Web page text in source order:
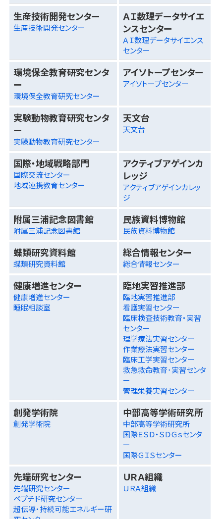
生産技術開発センター
生産技術開発センター
ＡＩ数理データサイエ
ンスセンター
ＡＩ数理データサイエンス
センター
環境保全教育研究センタ
ー
環境保全教育研究センター
アイソトープセンター
アイソトープセンター
実験動物教育研究センタ
ー
実験動物教育研究センター
天文台
天文台
国際・地域戦略部門
国際交流センター
地域連携教育センター
アクティブアゲインカ
レッジ
アクティブアゲインカレッ
ジ
附属三浦記念図書館
附属三浦記念図書館
民族資料博物館
民族資料博物館
蝶類研究資料館
蝶類研究資料館
総合情報センター
総合情報センター
健康増進センター
健康増進センター
睡眠相談室
臨地実習推進部
臨地実習推進部
看護実習センター
臨床検査技術教育・実習
センター
理学療法実習センター
作業療法実習センター
臨床工学実習センター
救急救命教育･実習センタ
ー
管理栄養実習センター
創発学術院
創発学術院
中部高等学術研究所
中部高等学術研究所
国際ＥＳＤ・ＳＤＧｓセンタ
ー
国際ＧＩＳセンター
先端研究センター
先端研究センター
ペプチド研究センター
超伝導・持続可能エネルギー研
ＵＲＡ組織
ＵＲＡ組織